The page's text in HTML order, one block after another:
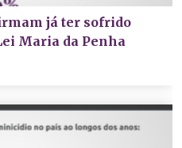
já ter sofrido
Maria da Penha